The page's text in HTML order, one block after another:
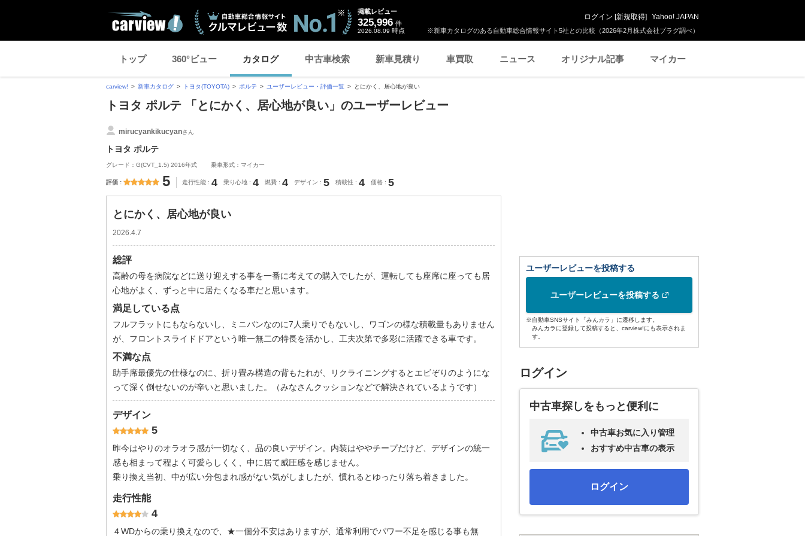
※新車カタログのある自動車総合情報サイト5社との比較（2026年2月株式会社プラグ調べ）
掲載レビュー
325,996 件
2026.08.09 時点
ログイン [新規取得] Yahoo! JAPAN
トップ 360°ビュー カタログ 中古車検索 新車見積り 車買取 ニュース オリジナル記事 マイカー
carview! 新車カタログ トヨタ(TOYOTA) ポルテ ユーザーレビュー・評価一覧 とにかく、居心地が良い
トヨタ ポルテ 「とにかく、居心地が良い」のユーザーレビュー
mirucyankikucyanさん
トヨタ ポルテ
グレード：G(CVT_1.5) 2016年式 乗車形式：マイカー
評価 5 走行性能 4 乗り心地 4 燃費 4 デザイン 5 積載性 4 価格 5
とにかく、居心地が良い
2026.4.7
総評
高齢の母を病院などに送り迎えする事を一番に考えての購入でしたが、運転しても座席に座っても居
心地がよく、ずっと中に居たくなる車だと思います。
満足している点
フルフラットにもならないし、ミニバンなのに7人乗りでもないし、ワゴンの様な積載量もありません
が、フロントスライドドアという唯一無二の特長を活かし、工夫次第で多彩に活躍できる車です。
不満な点
助手席最優先の仕様なのに、折り畳み構造の背もたれが、リクライニングするとエビぞりのようにな
って深く倒せないのが辛いと思いました。（みなさんクッションなどで解決されているようです）
デザイン
5
昨今はやりのオラオラ感が一切なく、品の良いデザイン。内装はややチープだけど、デザインの統一
感も相まって程よく可愛らしくく、中に居て威圧感を感じません。
乗り換え当初、中が広い分包まれ感がない気がしましたが、慣れるとゆったり落ち着きました。
走行性能
4
４WDからの乗り換えなので、★一個分不安はありますが、通常利用でパワー不足を感じる事も無
ユーザーレビューを投稿する
ユーザーレビューを投稿する
※自動車SNSサイト「みんカラ」に遷移します。
みんカラに登録して投稿すると、carview!にも表示されま
す。
ログイン
中古車探しをもっと便利に
中古車お気に入り管理
おすすめ中古車の表示
ログイン